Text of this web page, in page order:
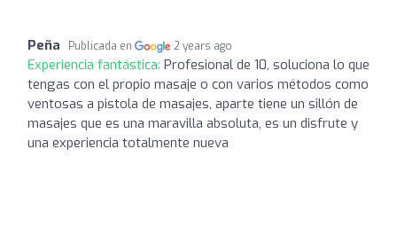
Peña Publicada en 2 years ago
Experiencia fantástica: Profesional de 10, soluciona lo que
tengas con el propio masaje o con varios métodos como
ventosas a pistola de masajes, aparte tiene un sillón de
masajes que es una maravilla absoluta, es un disfrute y
una experiencia totalmente nueva